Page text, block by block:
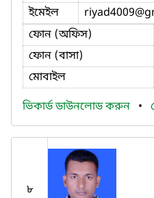
ইমেইল
riyad4009
ফোন (অফিস)
ফোন (বাসা)
মোবাইল
ভিকার্ড ডাউনলোড করুন •
৮